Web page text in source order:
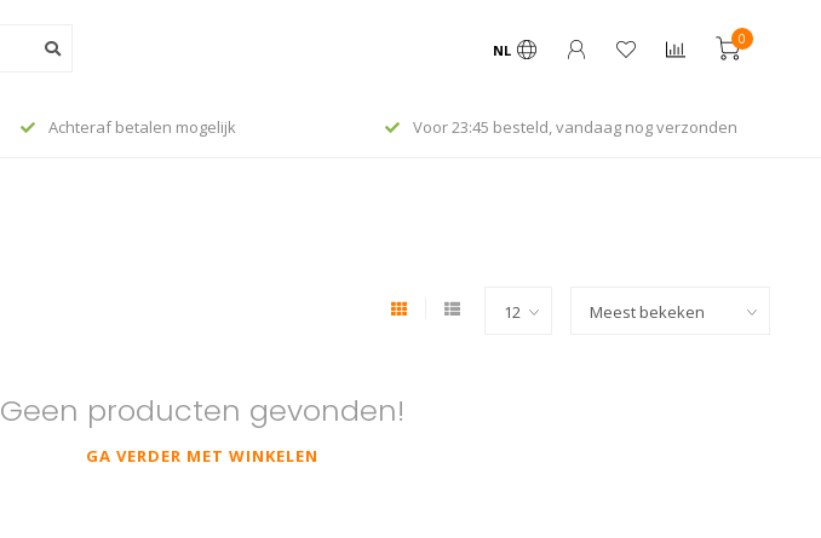
NL
0
Achteraf betalen mogelijk Voor 23:45 besteld, vandaag nog verzonden
Geen producten gevonden!
GA VERDER MET WINKELEN